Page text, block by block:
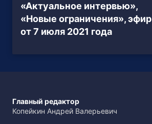
«Актуальное интервью»,
«Новые ограничения», эфир
от 7 июля 2021 года
Главный редактор
Копейкин Андрей Валерьевич